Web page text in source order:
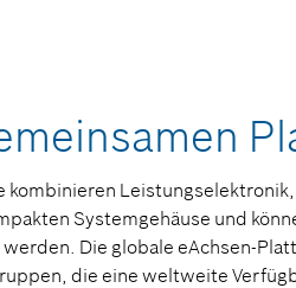
kombinieren
Systemgehäuse und
Die globale eAchsen-
die eine weltweite